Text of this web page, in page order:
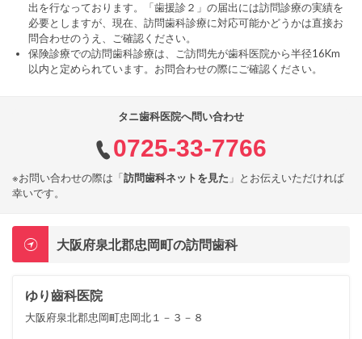
出を行なっております。「歯援診２」の届出には訪問診療の実績を
必要としますが、現在、訪問歯科診療に対応可能かどうかは直接お
問合わせのうえ、ご確認ください。
保険診療での訪問歯科診療は、ご訪問先が歯科医院から半径16Km
以内と定められています。お問合わせの際にご確認ください。
タニ歯科医院へ問い合わせ
0725-33-7766
※お問い合わせの際は「訪問歯科ネットを見た 」とお伝えいただければ
幸いです。
大阪府泉北郡忠岡町の訪問歯科
ゆり齒科医院
大阪府泉北郡忠岡町忠岡北１－３－８